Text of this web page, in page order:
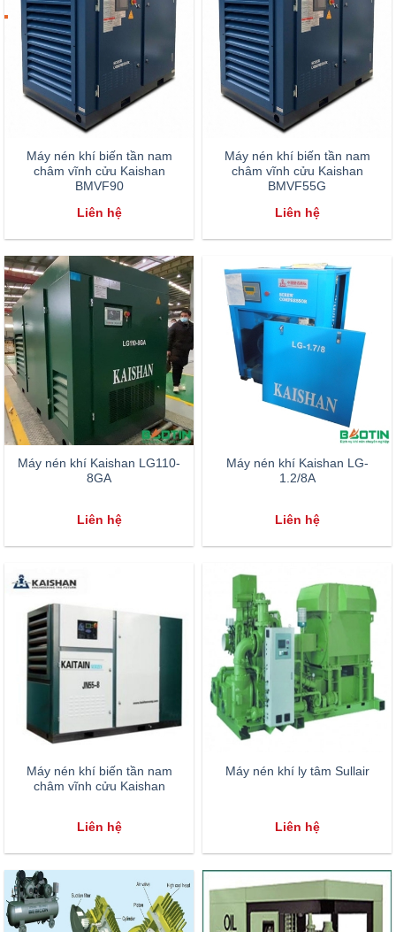
Máy nén khí biến tần nam
châm vĩnh cửu Kaishan
BMVF90
Liên hệ
Máy nén khí biến tần nam
châm vĩnh cửu Kaishan
BMVF55G
Liên hệ
Máy nén khí Kaishan LG110-
8GA
Liên hệ
Máy nén khí Kaishan LG-
1.2/8A
Liên hệ
Máy nén khí biến tần nam
châm vĩnh cửu Kaishan
Liên hệ
Máy nén khí ly tâm Sullair
Liên hệ